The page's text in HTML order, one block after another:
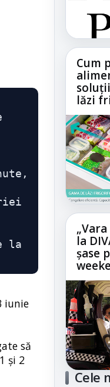
la
iunie
să
şi 2
Cum
lăzi
la
șase
Cele